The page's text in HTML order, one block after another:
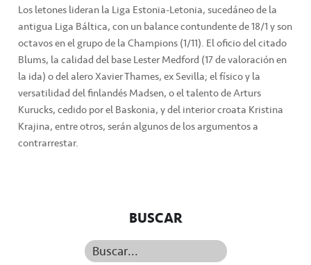
Los letones lideran la Liga Estonia-Letonia, sucedáneo de la
antigua Liga Báltica, con un balance contundente de 18/1 y son
octavos en el grupo de la Champions (1/11). El oficio del citado
Blums, la calidad del base Lester Medford (17 de valoración en
la ida) o del alero Xavier Thames, ex Sevilla; el físico y la
versatilidad del finlandés Madsen, o el talento de Arturs
Kurucks, cedido por el Baskonia, y del interior croata Kristina
Krajina, entre otros, serán algunos de los argumentos a
contrarrestar.
BUSCAR
Buscar...